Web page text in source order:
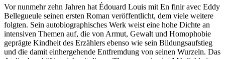
Vor nunmehr zehn Jahren hat Édouard Louis mit En finir avec Eddy
Bellegueule seinen ersten Roman veröffentlicht, dem viele weitere
folgten. Sein autobiographisches Werk weist eine hohe Dichte an
intensiven Themen auf, die von Armut, Gewalt und Homophobie
geprägte Kindheit des Erzählers ebenso wie sein Bildungsaufstieg
und die damit einhergehende Entfremdung von seinen Wurzeln. Das